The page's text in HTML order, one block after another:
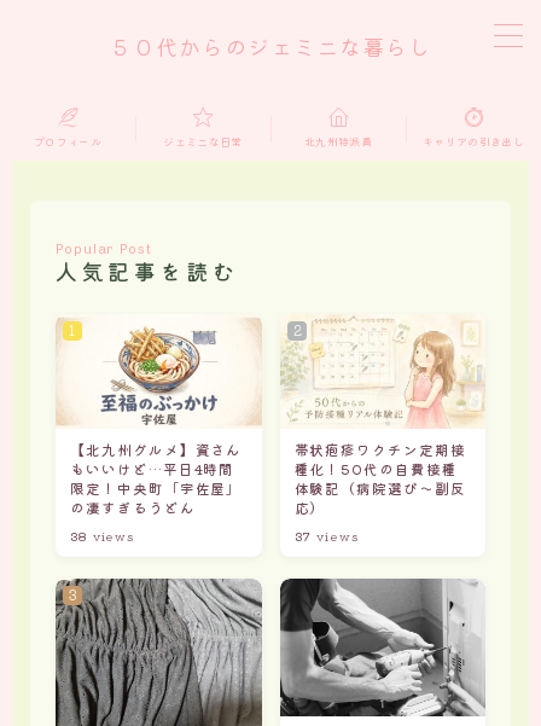
５０代からのジェミニな暮らし
キャリアの引き出し
おうち仕事
プロフィール
プロフィール ジェミニな日常 北九州特派員 キャリアの引き出し
Popular Post
人気記事を読む
【北九州グルメ】資さん
もいいけど…平日4時間
限定！中央町「宇佐屋」
の凄すぎるうどん
38 views
帯状疱疹ワクチン定期接
種化！50代の自費接種
体験記（病院選び〜副反
応）
37 views